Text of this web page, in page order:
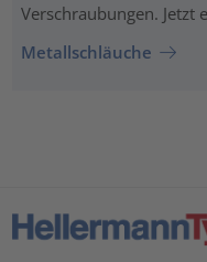
Verschraubungen. Jetzt
Metallschläuche